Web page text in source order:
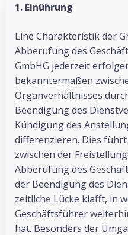
1. Einührung
Eine Charakteristik der
Abberufung des
GmbHG jederzeit
bekanntermaßen
Organverhältnisses
Beendigung des
Kündigung des
differenzieren. Dies
zwischen der
Abberufung des
der Beendigung des
zeitliche Lücke klafft, in
Geschäftsführer
hat. Besonders der